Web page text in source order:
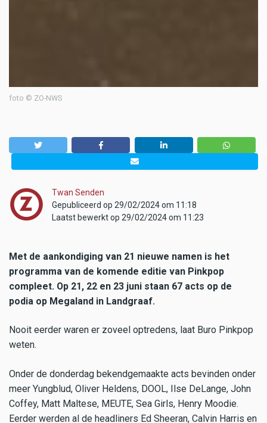
foto © ZO-NWS
Twan Senden
Gepubliceerd op 29/02/2024 om 11:18
Laatst bewerkt op 29/02/2024 om 11:23
Met de aankondiging van 21 nieuwe namen is het
programma van de komende editie van Pinkpop
compleet. Op 21, 22 en 23 juni staan 67 acts op de
podia op Megaland in Landgraaf.
Nooit eerder waren er zoveel optredens, laat Buro Pinkpop
weten.
Onder de donderdag bekendgemaakte acts bevinden onder
meer Yungblud, Oliver Heldens, DOOL, Ilse DeLange, John
Coffey, Matt Maltese, MEUTE, Sea Girls, Henry Moodie.
Eerder werden al de headliners Ed Sheeran, Calvin Harris en